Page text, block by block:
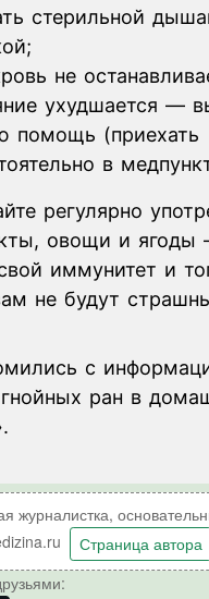
стерильной
не
ухудшается —
помощь (приехать
в
регулярно
овощи и ягоды
иммунитет и
не будут
с
ран в
журналистка,
Страница автора